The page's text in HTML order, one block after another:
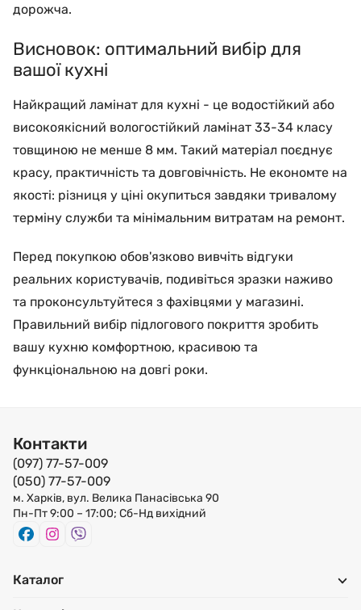
дорожча.
Висновок: оптимальний вибір для
вашої кухні
Найкращий ламінат для кухні - це водостійкий або
високоякісний вологостійкий ламінат 33-34 класу
товщиною не менше 8 мм. Такий матеріал поєднує
красу, практичність та довговічність. Не економте на
якості: різниця у ціні окупиться завдяки тривалому
терміну служби та мінімальним витратам на ремонт.
Перед покупкою обов'язково вивчіть відгуки
реальних користувачів, подивіться зразки наживо
та проконсультуйтеся з фахівцями у магазині.
Правильний вибір підлогового покриття зробить
вашу кухню комфортною, красивою та
функціональною на довгі роки.
Контакти
(097) 77-57-009
(050) 77-57-009
м. Харків, вул. Велика Панасівська 90
Пн-Пт 9:00 – 17:00; Сб-Нд вихідний
Каталог